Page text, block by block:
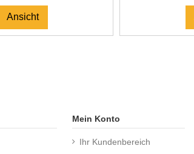
Ansicht
Mein Konto
Ihr Kundenbereich